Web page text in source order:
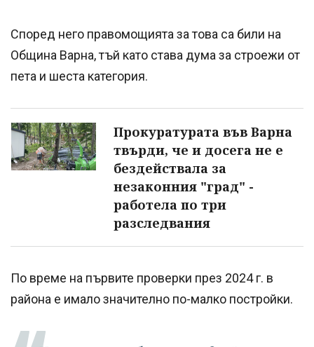
Според него правомощията за това са били на
Община Варна, тъй като става дума за строежи от
пета и шеста категория.
Прокуратурата във Варна
твърди, че и досега не е
бездействала за
незаконния "град" -
работела по три
разследвания
По време на първите проверки през 2024 г. в
района е имало значително по-малко постройки.